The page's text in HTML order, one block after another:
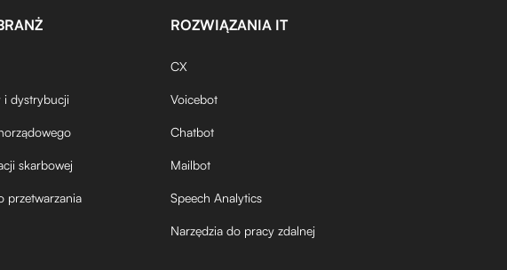
i dystrybucji
skarbowej
przetwarzania
ROZWIĄZANIA IT
CX
Voicebot
Chatbot
Mailbot
Speech Analytics
Narzędzia do pracy zdalnej